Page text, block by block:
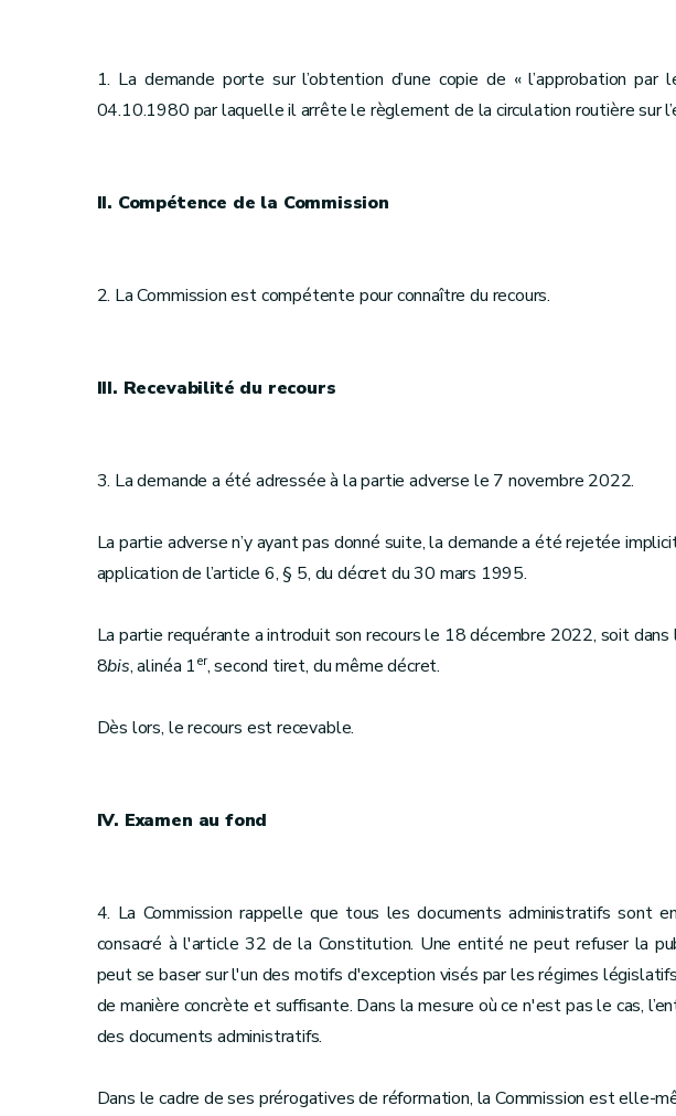
1. La demande porte sur l’obtention d’une copie de « l’approbation par
04.10.1980 par laquelle il arrête le règlement de la circulation routière sur
II. Compétence de la Commission
2. La Commission est compétente pour connaître du recours.
III. Recevabilité du recours
3. La demande a été adressée à la partie adverse le 7 novembre 2022.
La partie adverse n’y ayant pas donné suite, la demande a été rejetée
application de l’article 6, § 5, du décret du 30 mars 1995.
La partie requérante a introduit son recours le 18 décembre 2022, soit dans
8bis, alinéa 1er, second tiret, du même décret.
Dès lors, le recours est recevable.
IV. Examen au fond
4. La Commission rappelle que tous les documents administratifs sont
consacré à l'article 32 de la Constitution. Une entité ne peut refuser la
peut se baser sur l'un des motifs d'exception visés par les régimes
de manière concrète et suffisante. Dans la mesure où ce n'est pas le cas,
des documents administratifs.
Dans le cadre de ses prérogatives de réformation, la Commission est elle-